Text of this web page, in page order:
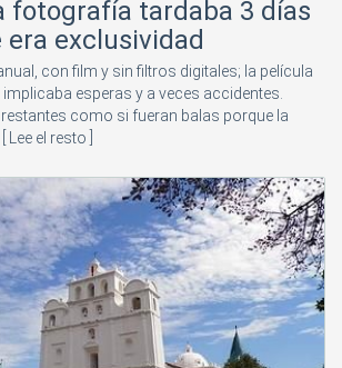
fotografía tardaba 3 días
era exclusividad
con film y sin filtros digitales; la película
esperas y a veces accidentes.
como si fueran balas porque la
[ Lee el resto ]